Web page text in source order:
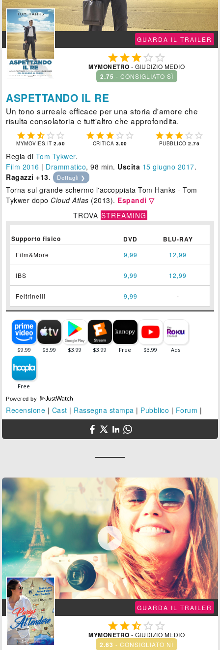
GUARDA IL TRAILER
  
MYMONETRO - GIUDIZIO MEDIO
2.75 - CONSIGLIATO SÌ
ASPETTANDO IL RE
Un tono surreale efficace per una storia d'amore che
risulta consolatoria e tutt'altro che approfondita.
    
MYMOVIES.IT2.50
    
CRITICA 3.00
    
PUBBLICO2.75
Regia di Tom Tykwer.
Film 2016 | Drammatico, 98 min. Uscita 15 giugno 2017.
Ragazzi +13. Dettagli ❯
Torna sul grande schermo l'accoppiata Tom Hanks - Tom
Tykwer dopo Cloud Atlas (2013). Espandi ▽
TROVA STREAMING
Supporto fisico DVD BLU-RAY
Film&More 9,99 12,99
IBS 9,99 12,99
Feltrinelli 9,99 -
Powered by
Recensione | Cast | Rassegna stampa | Pubblico | Forum |

GUARDA IL TRAILER
  
MYMONETRO - GIUDIZIO MEDIO
2.63 - CONSIGLIATO NÌ